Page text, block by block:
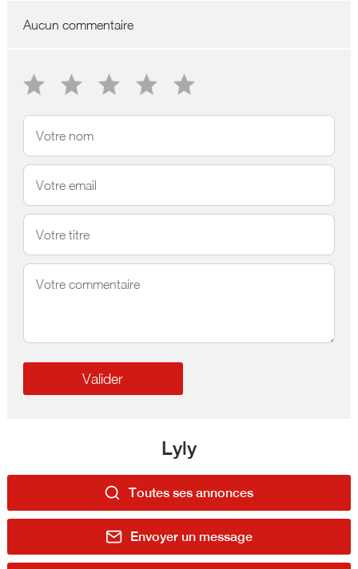
Aucun commentaire
Lyly
Toutes ses annonces
Envoyer un message